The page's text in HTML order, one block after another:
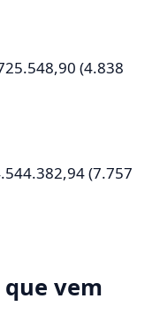
(4.838
(7.757
vem